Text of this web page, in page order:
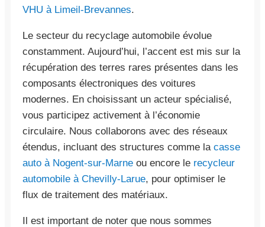
VHU à Limeil-Brevannes.
Le secteur du recyclage automobile évolue
constamment. Aujourd’hui, l’accent est mis sur la
récupération des terres rares présentes dans les
composants électroniques des voitures
modernes. En choisissant un acteur spécialisé,
vous participez activement à l’économie
circulaire. Nous collaborons avec des réseaux
étendus, incluant des structures comme la casse
auto à Nogent-sur-Marne ou encore le recycleur
automobile à Chevilly-Larue, pour optimiser le
flux de traitement des matériaux.
Il est important de noter que nous sommes